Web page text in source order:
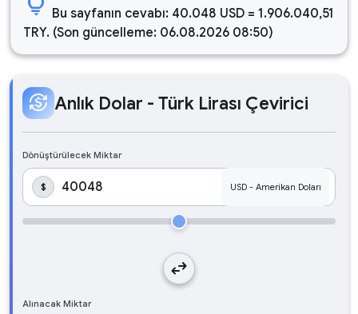
Bu sayfanın cevabı: 40.048 USD = 1.906.040,51
TRY. (Son güncelleme: 06.08.2026 08:50)
currency_exchange Anlık Dolar - Türk Lirası Çevirici
Dönüştürülecek Miktar
$
swap_horiz
Alınacak Miktar